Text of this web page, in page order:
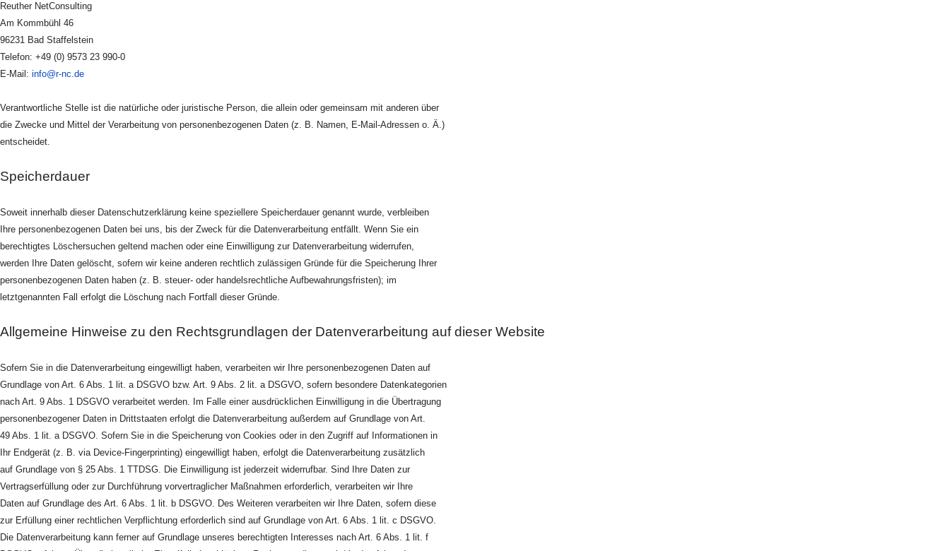
Reuther NetConsulting
Am Kommbühl 46
96231 Bad Staffelstein
Telefon: +49 (0) 9573 23 990-0
E-Mail: info@r-nc.de
Verantwortliche Stelle ist die natürliche oder juristische Person, die allein oder gemeinsam mit anderen über
die Zwecke und Mittel der Verarbeitung von personenbezogenen Daten (z. B. Namen, E-Mail-Adressen o. Ä.)
entscheidet.
Speicherdauer
Soweit innerhalb dieser Datenschutzerklärung keine speziellere Speicherdauer genannt wurde, verbleiben
Ihre personenbezogenen Daten bei uns, bis der Zweck für die Datenverarbeitung entfällt. Wenn Sie ein
berechtigtes Löschersuchen geltend machen oder eine Einwilligung zur Datenverarbeitung widerrufen,
werden Ihre Daten gelöscht, sofern wir keine anderen rechtlich zulässigen Gründe für die Speicherung Ihrer
personenbezogenen Daten haben (z. B. steuer- oder handelsrechtliche Aufbewahrungsfristen); im
letztgenannten Fall erfolgt die Löschung nach Fortfall dieser Gründe.
Allgemeine Hinweise zu den Rechtsgrundlagen der Datenverarbeitung auf dieser Website
Sofern Sie in die Datenverarbeitung eingewilligt haben, verarbeiten wir Ihre personenbezogenen Daten auf
Grundlage von Art. 6 Abs. 1 lit. a DSGVO bzw. Art. 9 Abs. 2 lit. a DSGVO, sofern besondere Datenkategorien
nach Art. 9 Abs. 1 DSGVO verarbeitet werden. Im Falle einer ausdrücklichen Einwilligung in die Übertragung
personenbezogener Daten in Drittstaaten erfolgt die Datenverarbeitung außerdem auf Grundlage von Art.
49 Abs. 1 lit. a DSGVO. Sofern Sie in die Speicherung von Cookies oder in den Zugriff auf Informationen in
Ihr Endgerät (z. B. via Device-Fingerprinting) eingewilligt haben, erfolgt die Datenverarbeitung zusätzlich
auf Grundlage von § 25 Abs. 1 TTDSG. Die Einwilligung ist jederzeit widerrufbar. Sind Ihre Daten zur
Vertragserfüllung oder zur Durchführung vorvertraglicher Maßnahmen erforderlich, verarbeiten wir Ihre
Daten auf Grundlage des Art. 6 Abs. 1 lit. b DSGVO. Des Weiteren verarbeiten wir Ihre Daten, sofern diese
zur Erfüllung einer rechtlichen Verpflichtung erforderlich sind auf Grundlage von Art. 6 Abs. 1 lit. c DSGVO.
Die Datenverarbeitung kann ferner auf Grundlage unseres berechtigten Interesses nach Art. 6 Abs. 1 lit. f